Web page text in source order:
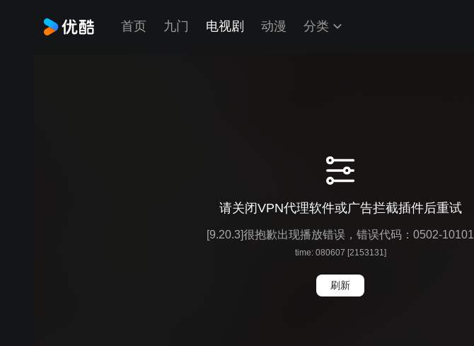
首页 九门 电视剧 动漫 分类
请关闭VPN代理软件或广告拦截插件后重试
[9.20.3]很抱歉出现播放错误，错误代码：0502-10101
time: 080607 [2153131]
刷新